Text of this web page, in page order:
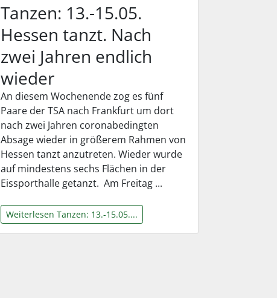
Tanzen: 13.-15.05.
Hessen tanzt. Nach
zwei Jahren endlich
wieder
An diesem Wochenende zog es fünf
Paare der TSA nach Frankfurt um dort
nach zwei Jahren coronabedingten
Absage wieder in größerem Rahmen von
Hessen tanzt anzutreten. Wieder wurde
auf mindestens sechs Flächen in der
Eissporthalle getanzt. Am Freitag ...
Weiterlesen Tanzen: 13.-15.05....